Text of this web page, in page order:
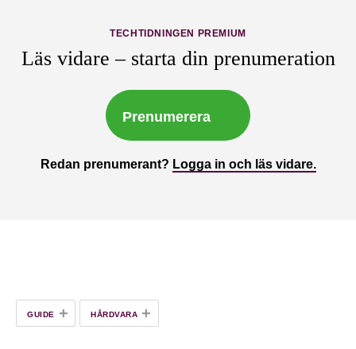
TECHTIDNINGEN PREMIUM
Läs vidare – starta din prenumeration
Prenumerera
Redan prenumerant? Logga in och läs vidare.
GUIDE + HÅRDVARA +